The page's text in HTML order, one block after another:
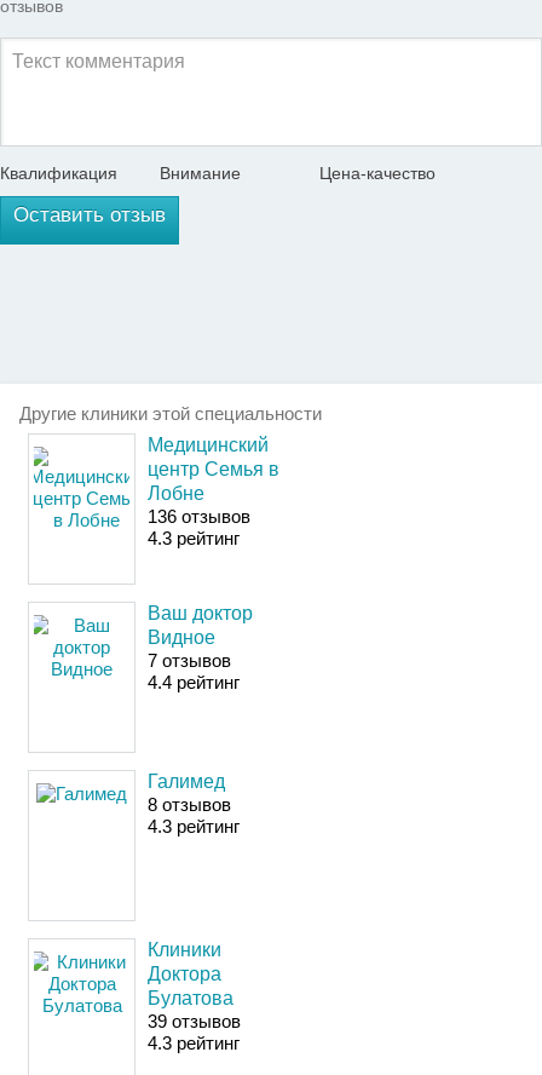
отзывов
Квалификация Внимание Цена-качество
Оставить отзыв
Другие клиники этой специальности
Медицинский
центр Семья в
Лобне
136 отзывов
4.3 рейтинг
Ваш доктор
Видное
7 отзывов
4.4 рейтинг
Галимед
8 отзывов
4.3 рейтинг
Клиники
Доктора
Булатова
39 отзывов
4.3 рейтинг